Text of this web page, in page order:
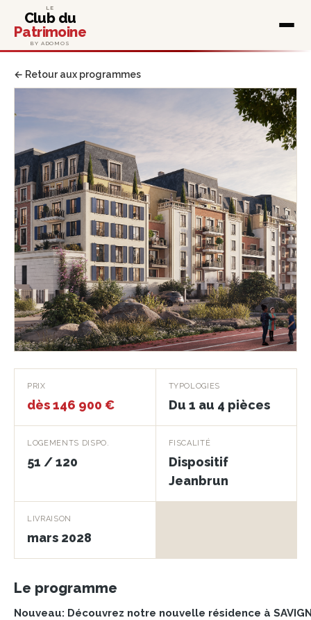
LE
Club du
Patrimoine
BY ADOMOS
← Retour aux programmes
La Résidence du
Chateau
PRIX
dès 146 900 €
TYPOLOGIES
Du 1 au 4 pièces
LOGEMENTS DISPO.
51 / 120
FISCALITÉ
Dispositif
Jeanbrun
LIVRAISON
mars 2028
Le programme
Nouveau: Découvrez notre nouvelle résidence à